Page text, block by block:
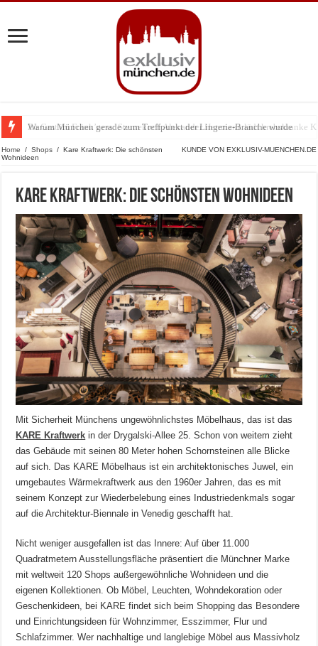
Warum München gerade zum Treffpunkt der Lingerie-Branche wurde
KUNDE VON EXKLUSIV-MUENCHEN.DE
Home / Shops / Kare Kraftwerk: Die schönsten
Wohnideen
Kare Kraftwerk: Die schönsten Wohnideen
Mit Sicherheit Münchens ungewöhnlichstes Möbelhaus, das ist das
KARE Kraftwerk in der Drygalski-Allee 25. Schon von weitem zieht
das Gebäude mit seinen 80 Meter hohen Schornsteinen alle Blicke
auf sich. Das KARE Möbelhaus ist ein architektonisches Juwel, ein
umgebautes Wärmekraftwerk aus den 1960er Jahren, das es mit
seinem Konzept zur Wiederbelebung eines Industriedenkmals sogar
auf die Architektur-Biennale in Venedig geschafft hat.
Nicht weniger ausgefallen ist das Innere: Auf über 11.000
Quadratmetern Ausstellungsfläche präsentiert die Münchner Marke
mit weltweit 120 Shops außergewöhnliche Wohnideen und die
eigenen Kollektionen. Ob Möbel, Leuchten, Wohndekoration oder
Geschenkideen, bei KARE findet sich beim Shopping das Besondere
und Einrichtungsideen für Wohnzimmer, Esszimmer, Flur und
Schlafzimmer. Wer nachhaltige und langlebige Möbel aus Massivholz